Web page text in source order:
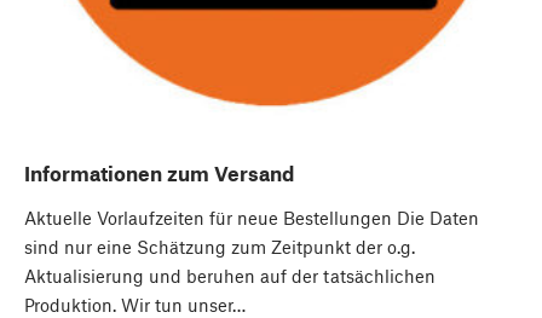
Informationen zum Versand
Aktuelle Vorlaufzeiten für neue Bestellungen Die Daten
sind nur eine Schätzung zum Zeitpunkt der o.g.
Aktualisierung und beruhen auf der tatsächlichen
Produktion. Wir tun unser…